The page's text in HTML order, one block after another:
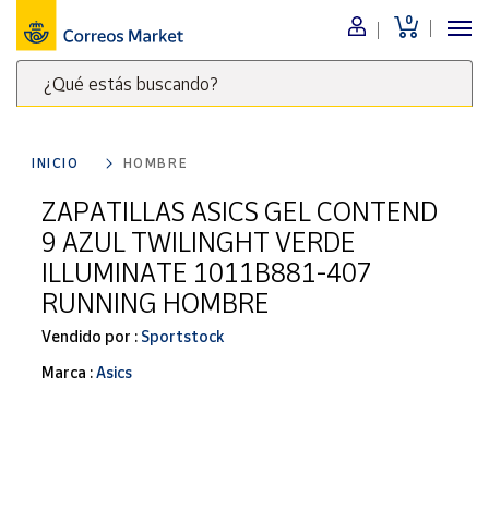
0
¿Qué estás buscando?
clave
para
buscar
productos
Correos
Market
Menú
Nuestro
catálogo
Alimentación
Bebidas
Ocio y cultura
Juguetes y
juegos
Libros y
INICIO HOMBRE
ZAPATILLAS ASICS GEL CONTEND
9 AZUL TWILINGHT VERDE
ILLUMINATE 1011B881-407
RUNNING HOMBRE
Vendido por : Sportstock
Marca :Asics